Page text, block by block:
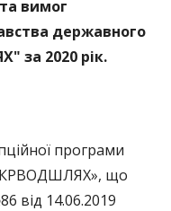
вимог
державного
за 2020 рік.
програми
що
від 14.06.2019